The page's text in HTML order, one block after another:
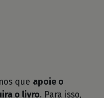
que apoie o
o livro. Para isso,